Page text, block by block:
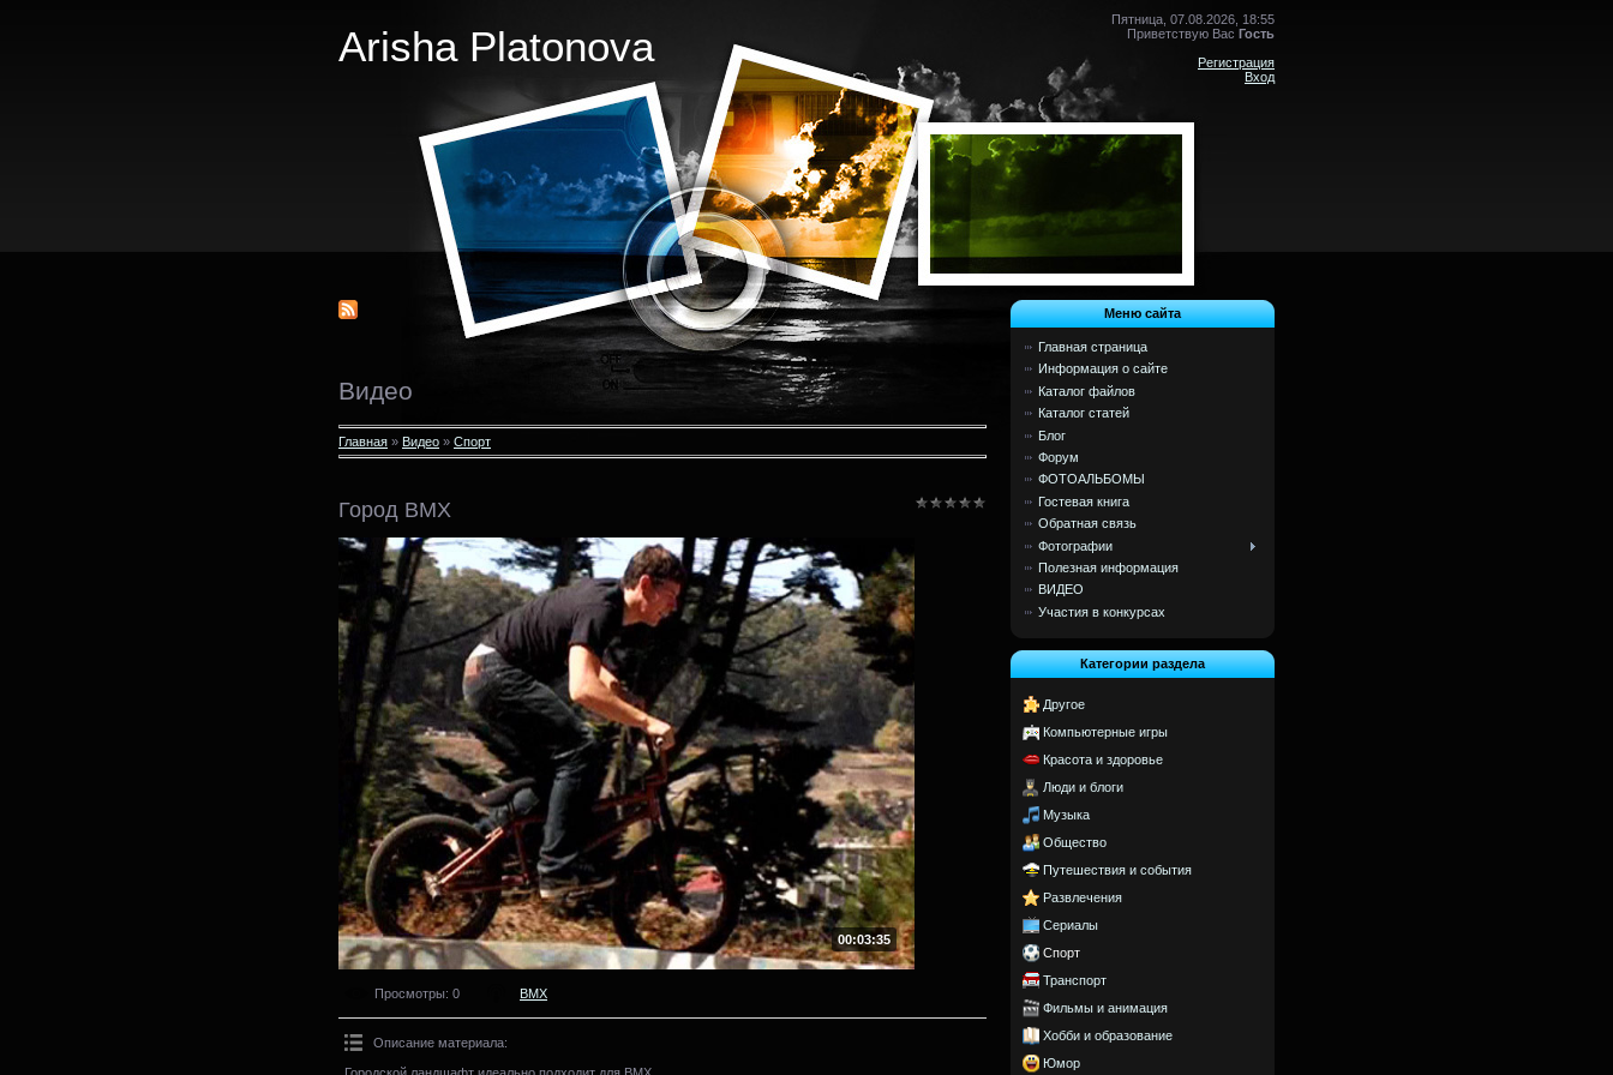
Arisha Platonova
Пятница, 07.08.2026, 18:55
Приветствую Вас Гость
Регистрация
Вход
Видео
Главная » Видео » Спорт
Город BMX
00:03:35
Просмотры: 0 BMX
Описание материала:
Городской ландшафт идеально подходит для BMX.
Меню сайта
Главная страница
Информация о сайте
Каталог файлов
Каталог статей
Блог
Форум
ФОТОАЛЬБОМЫ
Гостевая книга
Обратная связь
Фотографии
Полезная информация
ВИДЕО
Участия в конкурсах
Категории раздела
Другое
Компьютерные игры
Красота и здоровье
Люди и блоги
Музыка
Общество
Путешествия и события
Развлечения
Сериалы
Спорт
Транспорт
Фильмы и анимация
Хобби и образование
Юмор